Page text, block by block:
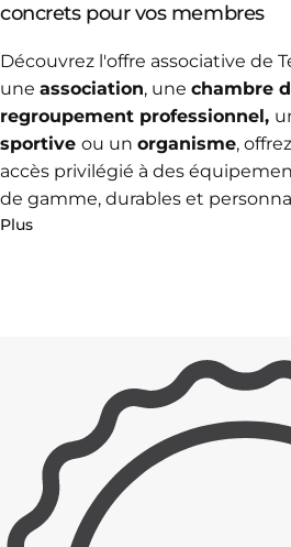
concrets pour vos membres
Découvrez l'offre associative de
une association, une chambre
regroupement professionnel,
sportive ou un organisme,
accès privilégié à des
de gamme, durables et
Plus